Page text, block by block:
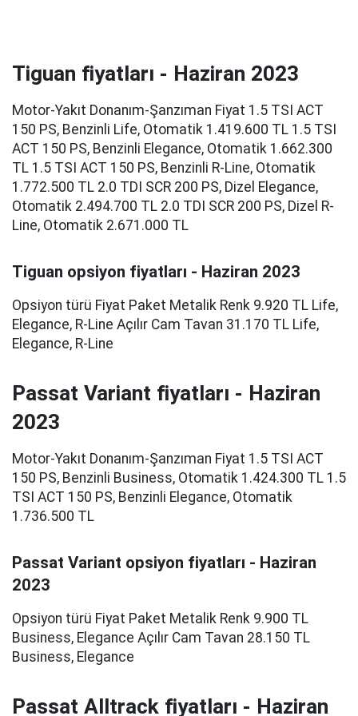
Tiguan fiyatları - Haziran 2023
Motor-Yakıt Donanım-Şanzıman Fiyat 1.5 TSI ACT
150 PS, Benzinli Life, Otomatik 1.419.600 TL 1.5 TSI
ACT 150 PS, Benzinli Elegance, Otomatik 1.662.300
TL 1.5 TSI ACT 150 PS, Benzinli R-Line, Otomatik
1.772.500 TL 2.0 TDI SCR 200 PS, Dizel Elegance,
Otomatik 2.494.700 TL 2.0 TDI SCR 200 PS, Dizel R-
Line, Otomatik 2.671.000 TL
Tiguan opsiyon fiyatları - Haziran 2023
Opsiyon türü Fiyat Paket Metalik Renk 9.920 TL Life,
Elegance, R-Line Açılır Cam Tavan 31.170 TL Life,
Elegance, R-Line
Passat Variant fiyatları - Haziran
2023
Motor-Yakıt Donanım-Şanzıman Fiyat 1.5 TSI ACT
150 PS, Benzinli Business, Otomatik 1.424.300 TL 1.5
TSI ACT 150 PS, Benzinli Elegance, Otomatik
1.736.500 TL
Passat Variant opsiyon fiyatları - Haziran
2023
Opsiyon türü Fiyat Paket Metalik Renk 9.900 TL
Business, Elegance Açılır Cam Tavan 28.150 TL
Business, Elegance
Passat Alltrack fiyatları - Haziran